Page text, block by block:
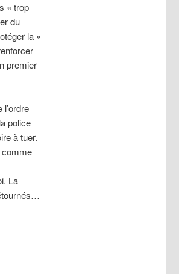
« trop
du
la «
premier
police
à tuer.
comme
La